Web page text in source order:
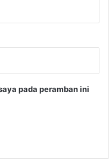
pada peramban ini